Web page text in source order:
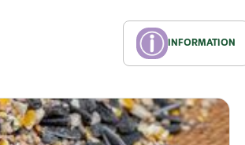
INFORMATION